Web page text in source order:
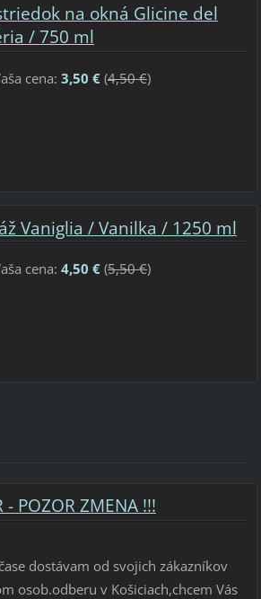
na okná Glicine del
/ 750 ml
cena: 3,50 €(4,50 €)
Vaniglia / Vanilka / 1250 ml
cena: 4,50 €(5,50 €)
- POZOR ZMENA !!!
dostávam od svojich zákazníkov
osob.odberu v Košiciach,chcem Vás